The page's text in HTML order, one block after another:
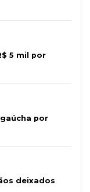
5 mil por
por
deixados